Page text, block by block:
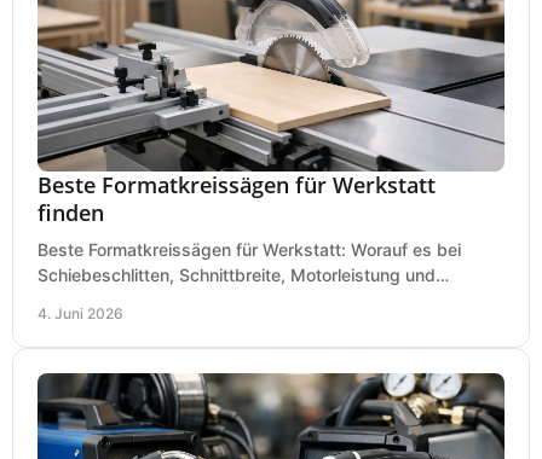
Beste Formatkreissägen für Werkstatt
finden
Beste Formatkreissägen für Werkstatt: Worauf es bei
Schiebeschlitten, Schnittbreite, Motorleistung und
4. Juni 2026